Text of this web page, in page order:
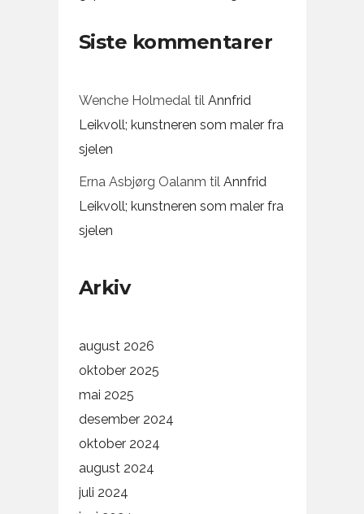
Siste kommentarer
Wenche Holmedaltil Annfrid
Leikvoll; kunstneren som maler fra
sjelen
Erna Asbjørg Oalanm til Annfrid
Leikvoll; kunstneren som maler fra
sjelen
Arkiv
august 2026
oktober 2025
mai 2025
desember 2024
oktober 2024
august 2024
juli 2024